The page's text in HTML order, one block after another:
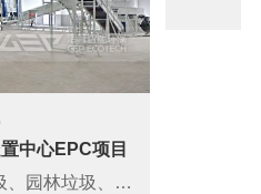
中心EPC项目
物料：生活垃圾、大件垃圾、园林垃圾、可回收垃圾